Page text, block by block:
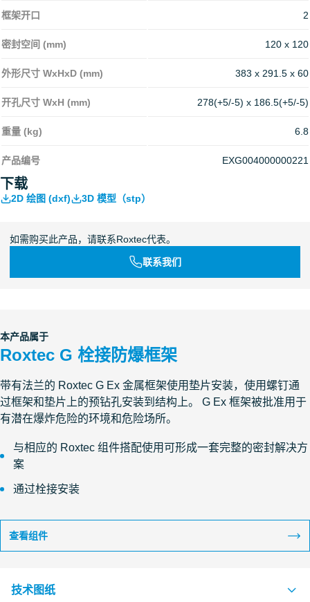
框架开口 2
密封空间 (mm) 120 x 120
外形尺寸 WxHxD (mm) 383 x 291.5 x 60
开孔尺寸 WxH (mm) 278(+5/-5) x 186.5(+5/-5)
重量 (kg) 6.8
产品编号 EXG004000000221
下载
2D 绘图 (dxf) 3D 模型（stp）
如需购买此产品，请联系Roxtec代表。
联系我们
本产品属于
Roxtec G 栓接防爆框架
带有法兰的 Roxtec G Ex 金属框架使用垫片安装，使用螺钉通
过框架和垫片上的预钻孔安装到结构上。 G Ex 框架被批准用于
有潜在爆炸危险的环境和危险场所。
与相应的 Roxtec 组件搭配使用可形成一套完整的密封解决方
案
通过栓接安装
查看组件
技术图纸